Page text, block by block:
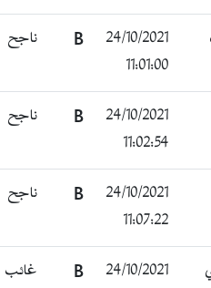
24/10/2021
11:01:00
B ناجح
24/10/2021
11:02:54
B ناجح
24/10/2021
11:07:22
B ناجح
24/10/2021
B غائب